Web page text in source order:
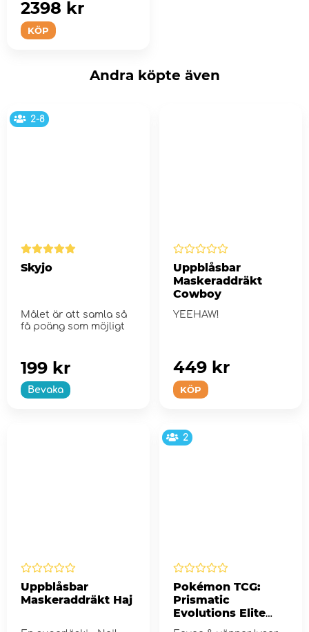
KÖP
2398 kr
Andra köpte även
2-8
Skyjo
Målet är att samla så
få poäng som möjligt
Bevaka
199 kr
Uppblåsbar
Maskeraddräkt
Cowboy
YEEHAW!
KÖP
449 kr
Uppblåsbar
Maskeraddräkt Haj
2
Pokémon TCG:
Prismatic
Evolutions Elite